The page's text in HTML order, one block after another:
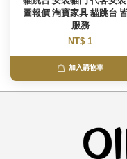
圖報價 淘寶家具 貓跳台
服務
NT$ 1
加入購物車